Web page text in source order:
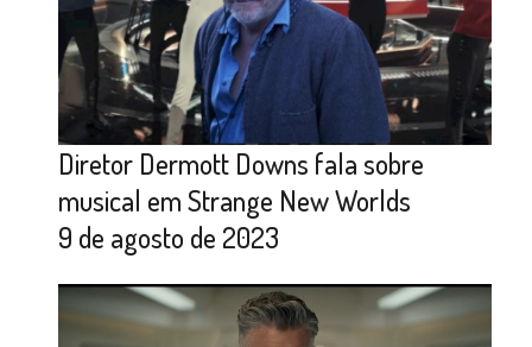
Diretor Dermott Downs fala sobre
musical em Strange New Worlds
9 de agosto de 2023